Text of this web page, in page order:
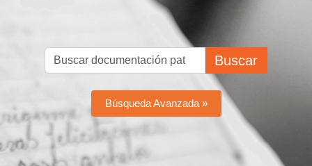
Buscar
Búsqueda Avanzada »